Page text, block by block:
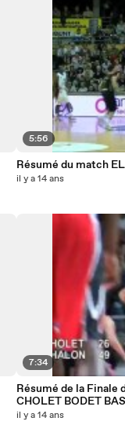
5:56
Résumé du match
il y a 14 ans
7:34
Résumé de la Finale
CHOLET BODET
il y a 14 ans